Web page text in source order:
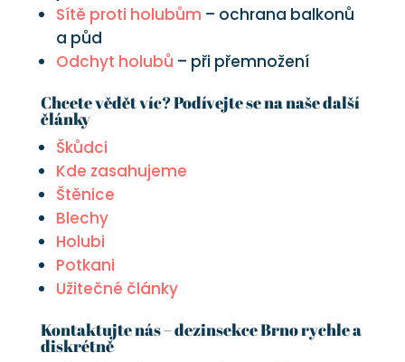
Sítě proti holubům – ochrana balkonů
a půd
Odchyt holubů – při přemnožení
Chcete vědět víc? Podívejte se na naše další
články
Škůdci
Kde zasahujeme
Štěnice
Blechy
Holubi
Potkani
Užitečné články
Kontaktujte nás – dezinsekce Brno rychle a
diskrétně